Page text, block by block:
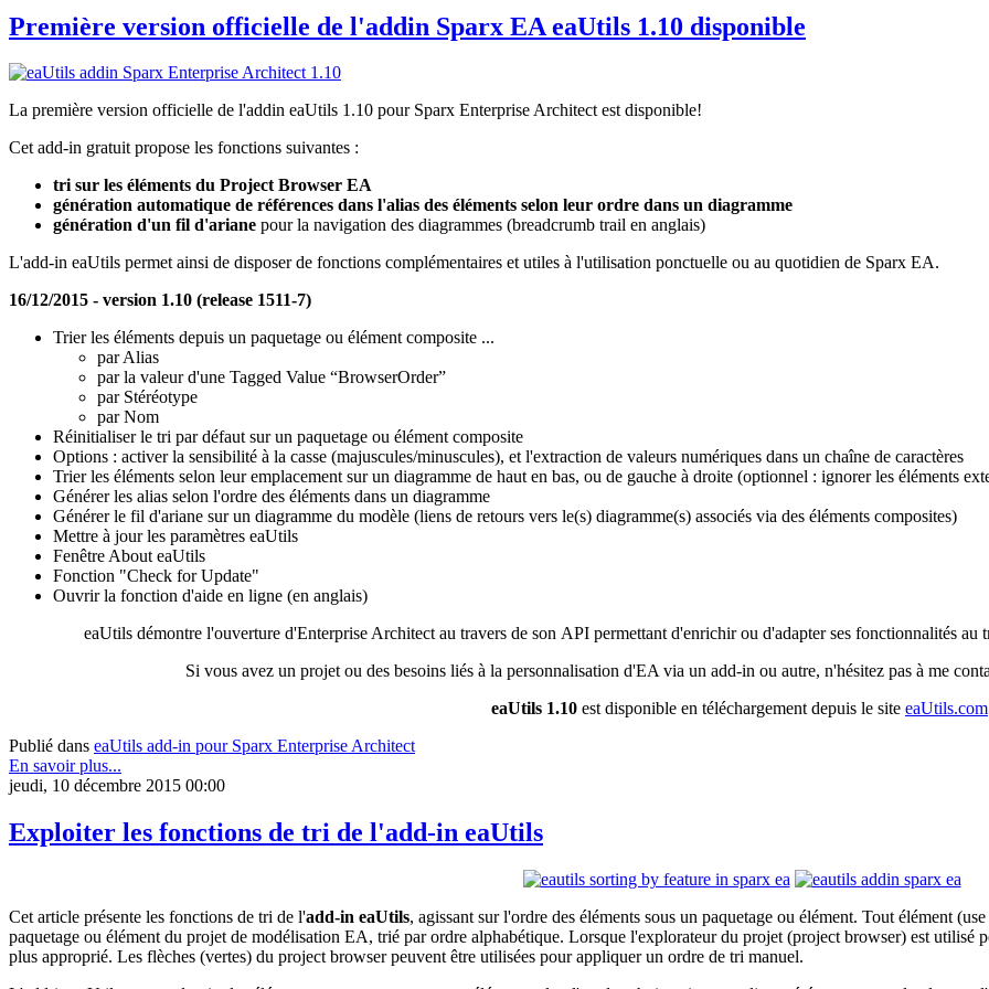
Première version officielle de l'addin Sparx EA eaUtils 1.10 disponible
La première version officielle de l'addin eaUtils 1.10 pour Sparx Enterprise Architect est disponible!
Cet add-in gratuit propose les fonctions suivantes :
tri sur les éléments du Project Browser EA
génération automatique de références dans l'alias des éléments selon leur ordre dans un diagramme
génération d'un fil d'ariane pour la navigation des diagrammes (breadcrumb trail en anglais)
L'add-in eaUtils permet ainsi de disposer de fonctions complémentaires et utiles à l'utilisation ponctuelle ou au quotidien de Sparx EA.
16/12/2015 - version 1.10 (release 1511-7)
Trier les éléments depuis un paquetage ou élément composite ...
par Alias
par la valeur d'une Tagged Value “BrowserOrder”
par Stéréotype
par Nom
Réinitialiser le tri par défaut sur un paquetage ou élément composite
Options : activer la sensibilité à la casse (majuscules/minuscules), et l'extraction de valeurs numériques dans un chaîne de caractères
Trier les éléments selon leur emplacement sur un diagramme de haut en bas, ou de gauche à droite (optionnel : ignorer les éléments
Générer les alias selon l'ordre des éléments dans un diagramme
Générer le fil d'ariane sur un diagramme du modèle (liens de retours vers le(s) diagramme(s) associés via des éléments composites)
Mettre à jour les paramètres eaUtils
Fenêtre About eaUtils
Fonction "Check for Update"
Ouvrir la fonction d'aide en ligne (en anglais)
eaUtils démontre l'ouverture d'Enterprise Architect au travers de son API permettant d'enrichir ou d'adapter ses fonctionnalités
Si vous avez un projet ou des besoins liés à la personnalisation d'EA via un add-in ou autre, n'hésitez pas à me
eaUtils 1.10 est disponible en téléchargement depuis le site eaUtils.com
Publié dans eaUtils add-in pour Sparx Enterprise Architect
En savoir plus...
jeudi, 10 décembre 2015 00:00
Exploiter les fonctions de tri de l'add-in eaUtils
Cet article présente les fonctions de tri de l'add-in eaUtils, agissant sur l'ordre des éléments sous un paquetage ou élément. Tout élément
paquetage ou élément du projet de modélisation EA, trié par ordre alphabétique. Lorsque l'explorateur du projet (project browser) est utilisé
plus approprié. Les flèches (vertes) du project browser peuvent être utilisées pour appliquer un ordre de tri manuel.